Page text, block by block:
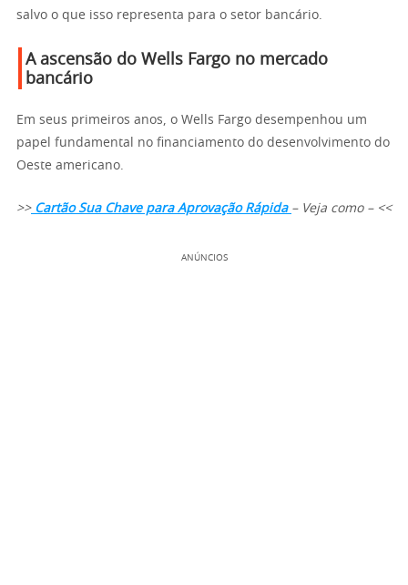
salvo o que isso representa para o setor bancário.
A ascensão do Wells Fargo no mercado
bancário
Em seus primeiros anos, o Wells Fargo desempenhou um
papel fundamental no financiamento do desenvolvimento do
Oeste americano.
>> Cartão Sua Chave para Aprovação Rápida – Veja como – <<
ANÚNCIOS